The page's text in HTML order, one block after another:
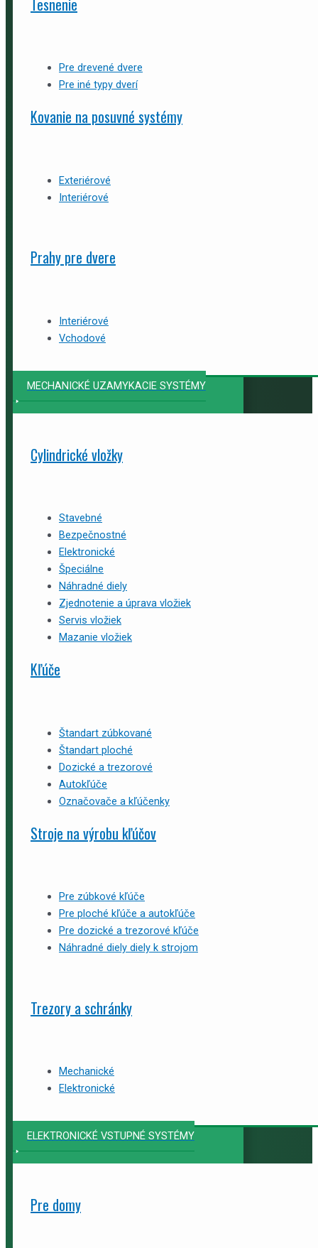
Pre drevené dvere
Pre iné typy dverí
Kovanie na posuvné systémy
Exteriérové
Interiérové
Prahy pre dvere
Interiérové
Vchodové
MECHANICKÉ UZAMYKACIE SYSTÉMY
Cylindrické vložky
Stavebné
Bezpečnostné
Elektronické
Špeciálne
Náhradné diely
Zjednotenie a úprava vložiek
Servis vložiek
Mazanie vložiek
Kľúče
Štandart zúbkované
Štandart ploché
Dozické a trezorové
Autokľúče
Označovače a kľúčenky
Stroje na výrobu kľúčov
Pre zúbkové kľúče
Pre ploché kľúče a autokľúče
Pre dozické a trezorové kľúče
Náhradné diely diely k strojom
Trezory a schránky
Mechanické
Elektronické
ELEKTRONICKÉ VSTUPNÉ SYSTÉMY
Pre domy